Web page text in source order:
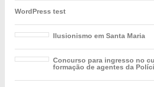
WordPress test
Ilusionismo em Santa Maria
Concurso para ingresso no
formação de agentes da